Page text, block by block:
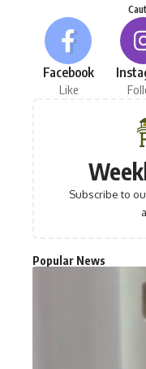
Facebook
Like
Subscribe to
Popular News